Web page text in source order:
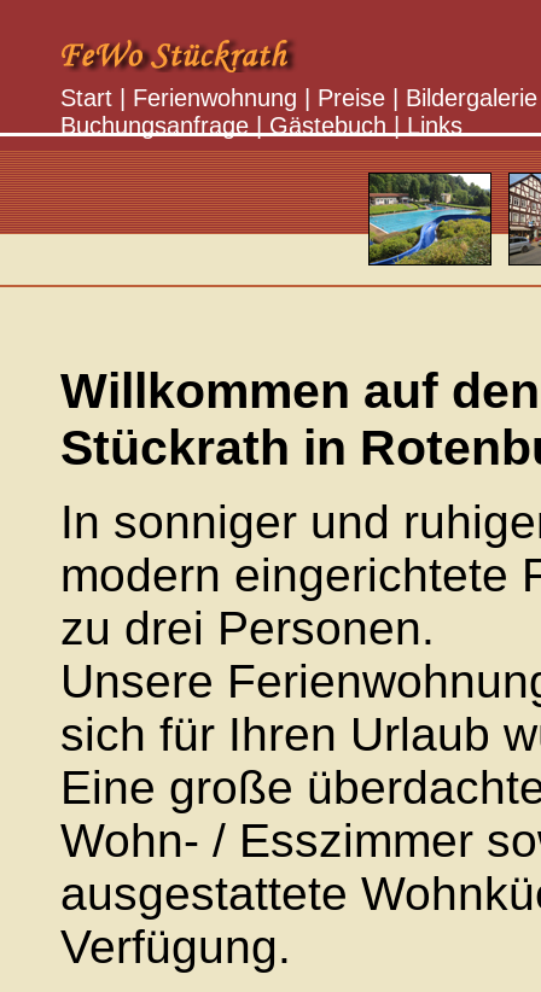
Start Ferienwohnung Preise Bildergalerie
Buchungsanfrage
Gästebuch Links
Willkommen auf
Stückrath in
In sonniger und
modern eingerichtete
zu drei Personen.
Unsere
sich für Ihren Urlaub
Eine große
Wohn- / Esszimmer
ausgestattete
Verfügung.